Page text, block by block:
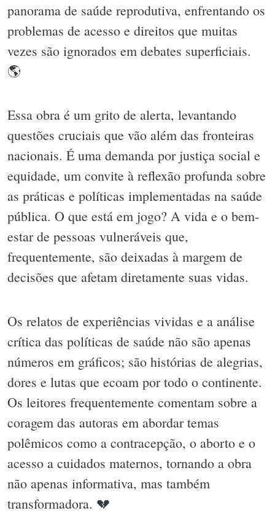
panorama de saúde reprodutiva, enfrentando os
problemas de acesso e direitos que muitas
vezes são ignorados em debates superficiais.
🌎
Essa obra é um grito de alerta, levantando
questões cruciais que vão além das fronteiras
nacionais. É uma demanda por justiça social e
equidade, um convite à reflexão profunda sobre
as práticas e políticas implementadas na saúde
pública. O que está em jogo? A vida e o bem-
estar de pessoas vulneráveis que,
frequentemente, são deixadas à margem de
decisões que afetam diretamente suas vidas.
Os relatos de experiências vividas e a análise
crítica das políticas de saúde não são apenas
números em gráficos; são histórias de alegrias,
dores e lutas que ecoam por todo o continente.
Os leitores frequentemente comentam sobre a
coragem das autoras em abordar temas
polêmicos como a contracepção, o aborto e o
acesso a cuidados maternos, tornando a obra
não apenas informativa, mas também
transformadora. 💔